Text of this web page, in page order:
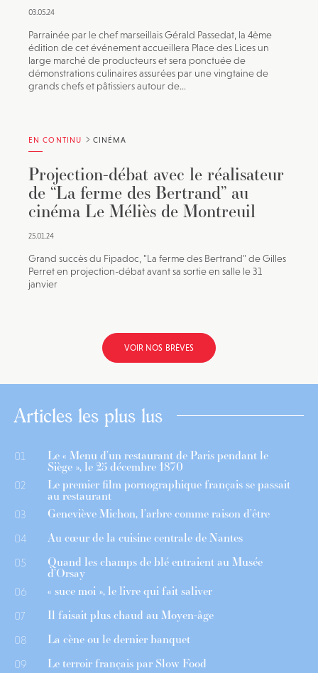
03.05.24
Parrainée par le chef marseillais Gérald Passedat, la 4ème
édition de cet événement accueillera Place des Lices un
large marché de producteurs et sera ponctuée de
démonstrations culinaires assurées par une vingtaine de
grands chefs et pâtissiers autour de...
EN CONTINU CINÉMA
Projection-débat avec le réalisateur
de “La ferme des Bertrand” au
cinéma Le Méliès de Montreuil
25.01.24
Grand succès du Fipadoc, "La ferme des Bertrand" de Gilles
Perret en projection-débat avant sa sortie en salle le 31
janvier
VOIR NOS BRÈVES
Articles les plus lus
01 Le « Menu d’un restaurant de Paris pendant le
Siège », le 25 décembre 1870
02 Le premier film pornographique français se passait
au restaurant
03 Geneviève Michon, l’arbre comme raison d’être
04 Au cœur de la cuisine centrale de Nantes
05 Quand les champs de blé entraient au Musée
d’Orsay
06 « suce moi », le livre qui fait saliver
07 Il faisait plus chaud au Moyen-âge
08 La cène ou le dernier banquet
09 Le terroir français par Slow Food